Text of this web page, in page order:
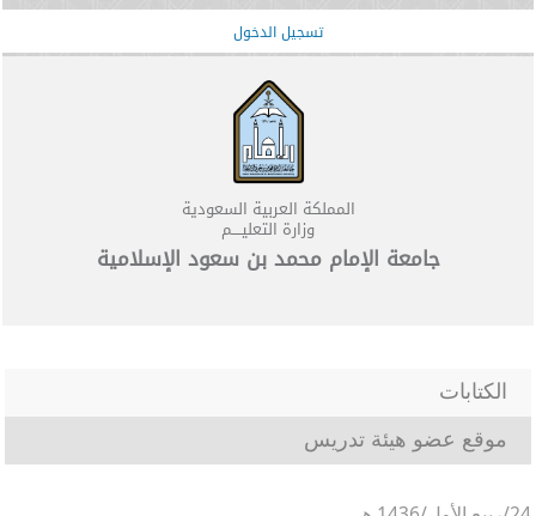
تسجيل الدخول
المملكة العربية السعودية
وزارة التعليــــم
جامعة الإمام محمد بن سعود الإسلامية
موقع عضو هيئة تدريس
الكتابات